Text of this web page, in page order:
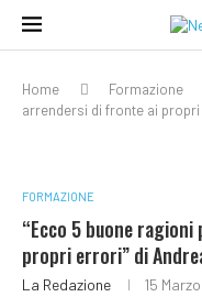
Home Formazione
arrendersi di fronte ai
FORMAZIONE
“Ecco 5 buone
propri errori” di
La Redazione 15